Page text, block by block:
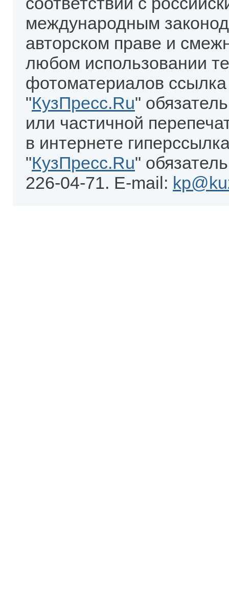
международным
авторском праве и
любом использовании
фотоматериалов
"КузПресс.Ru"
или частичной
в интернете
"КузПресс.Ru"
226-04-71. E-mail: